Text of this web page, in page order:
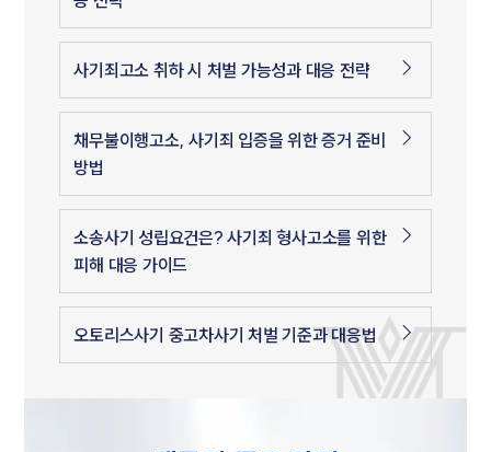
사기죄고소 취하 시 처벌 가능성과 대응 전략
채무불이행고소, 사기죄 입증을 위한 증거 준비
방법
소송사기 성립요건은? 사기죄 형사고소를 위한
피해 대응 가이드
오토리스사기 중고차사기 처벌 기준과 대응법